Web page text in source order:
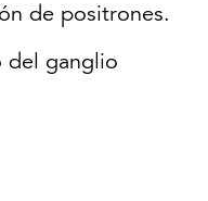
de positrones.
del ganglio